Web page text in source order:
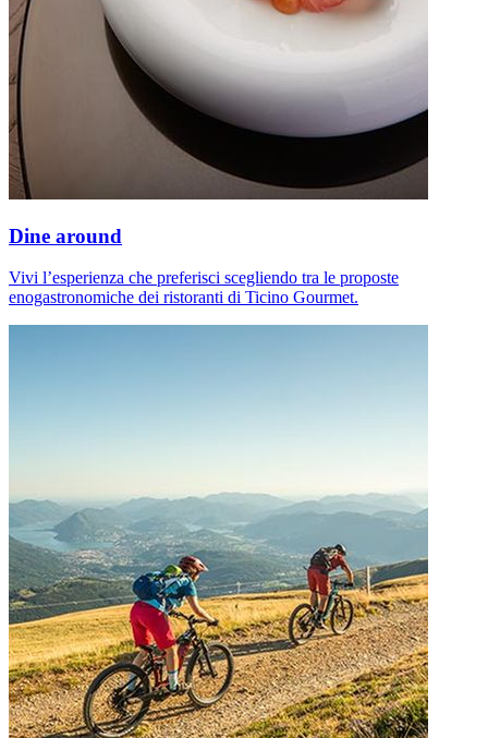
Dine around
Vivi l’esperienza che preferisci scegliendo tra le proposte
enogastronomiche dei ristoranti di Ticino Gourmet.